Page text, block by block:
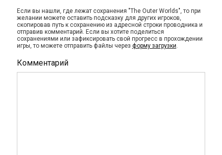
Если вы нашли, где лежат сохранения "The Outer Worlds", то при
желании можете оставить подсказку для других игроков,
скопировав путь к сохранению из адресной строки проводника и
отправив комментарий. Если вы хотите поделиться
сохранениями или зафиксировать свой прогресс в прохождении
игры, то можете отправить файлы через форму загрузки.
Комментарий